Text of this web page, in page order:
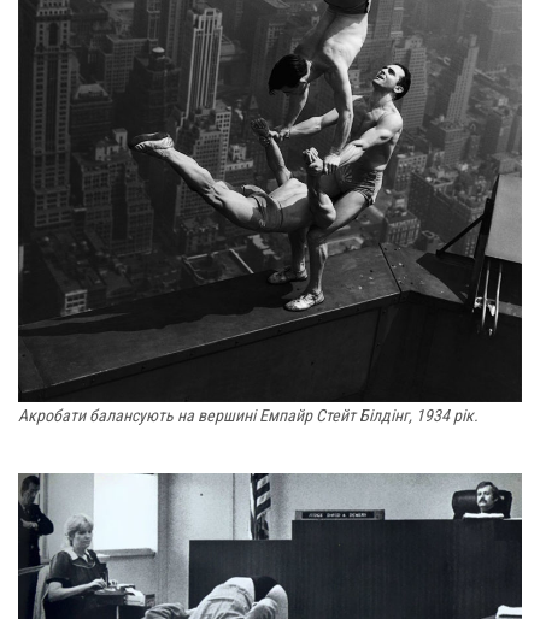
Акробати балансують на вершині Емпайр Стейт Білдінг, 1934 рік.